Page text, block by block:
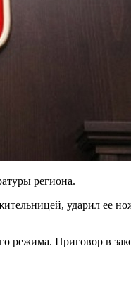
региона.
ударил ее
режима. Приговор в